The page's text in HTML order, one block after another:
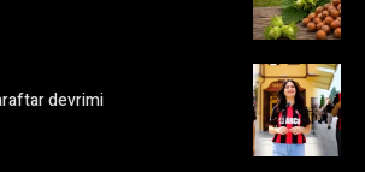
devrimi